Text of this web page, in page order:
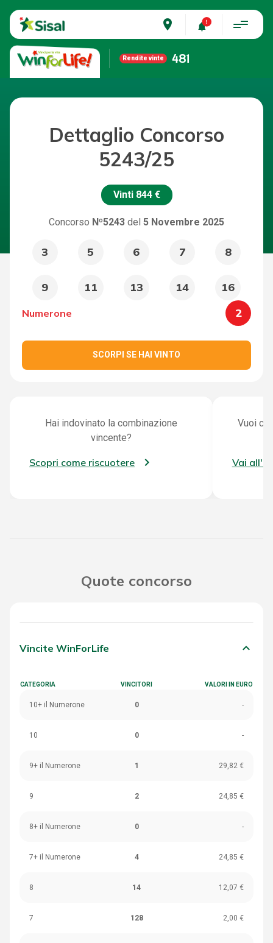
place
Rendite vinte 481
Dettaglio Concorso
5243/25
Vinti 844 €
Concorso Nº5243 del 5 Novembre 2025
3 5 6 7 8
9 11 13 14 16
Numerone 2
SCORPI SE HAI VINTO
Hai indovinato la combinazione
vincente?
Scopri come riscuotere
Vuoi
Vai
Quote concorso
Vincite WinForLife keyboard_arrow_down
CATEGORIA VINCITORI VALORI IN EURO
10+ il Numerone 0 -
10 0 -
9+ il Numerone 1 29,82 €
9 2 24,85 €
8+ il Numerone 0 -
7+ il Numerone 4 24,85 €
8 14 12,07 €
7 128 2,00 €